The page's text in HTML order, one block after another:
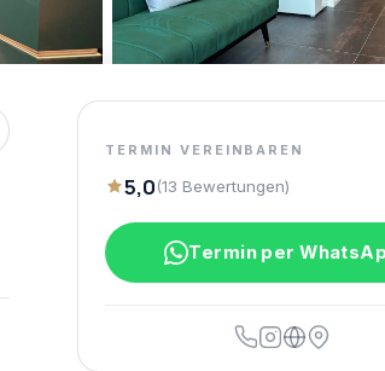
TERMIN VEREINBAREN
5,0(13 Bewertungen)
Termin per